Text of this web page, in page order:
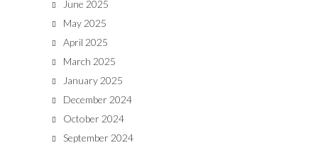
June 2025
May 2025
April 2025
March 2025
January 2025
December 2024
October 2024
September 2024